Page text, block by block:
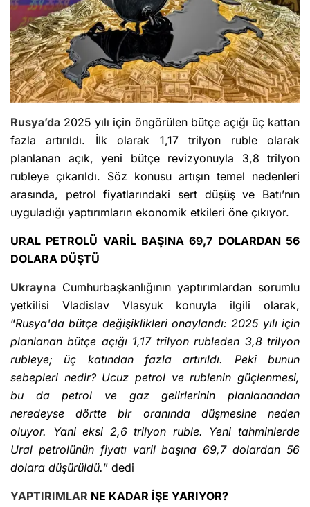
Rusya’da 2025 yılı için öngörülen bütçe açığı üç kattan
fazla artırıldı. İlk olarak 1,17 trilyon ruble olarak
planlanan açık, yeni bütçe revizyonuyla 3,8 trilyon
rubleye çıkarıldı. Söz konusu artışın temel nedenleri
arasında, petrol fiyatlarındaki sert düşüş ve Batı’nın
uyguladığı yaptırımların ekonomik etkileri öne çıkıyor.
URAL PETROLÜ VARİL BAŞINA 69,7 DOLARDAN 56
DOLARA DÜŞTÜ
Ukrayna Cumhurbaşkanlığının yaptırımlardan sorumlu
yetkilisi Vladislav Vlasyuk konuyla ilgili olarak,
“Rusya'da bütçe değişiklikleri onaylandı: 2025 yılı için
planlanan bütçe açığı 1,17 trilyon rubleden 3,8 trilyon
rubleye; üç katından fazla artırıldı. Peki bunun
sebepleri nedir? Ucuz petrol ve rublenin güçlenmesi,
bu da petrol ve gaz gelirlerinin planlanandan
neredeyse dörtte bir oranında düşmesine neden
oluyor. Yani eksi 2,6 trilyon ruble. Yeni tahminlerde
Ural petrolünün fiyatı varil başına 69,7 dolardan 56
dolara düşürüldü.” dedi
YAPTIRIMLAR NE KADAR İŞE YARIYOR?